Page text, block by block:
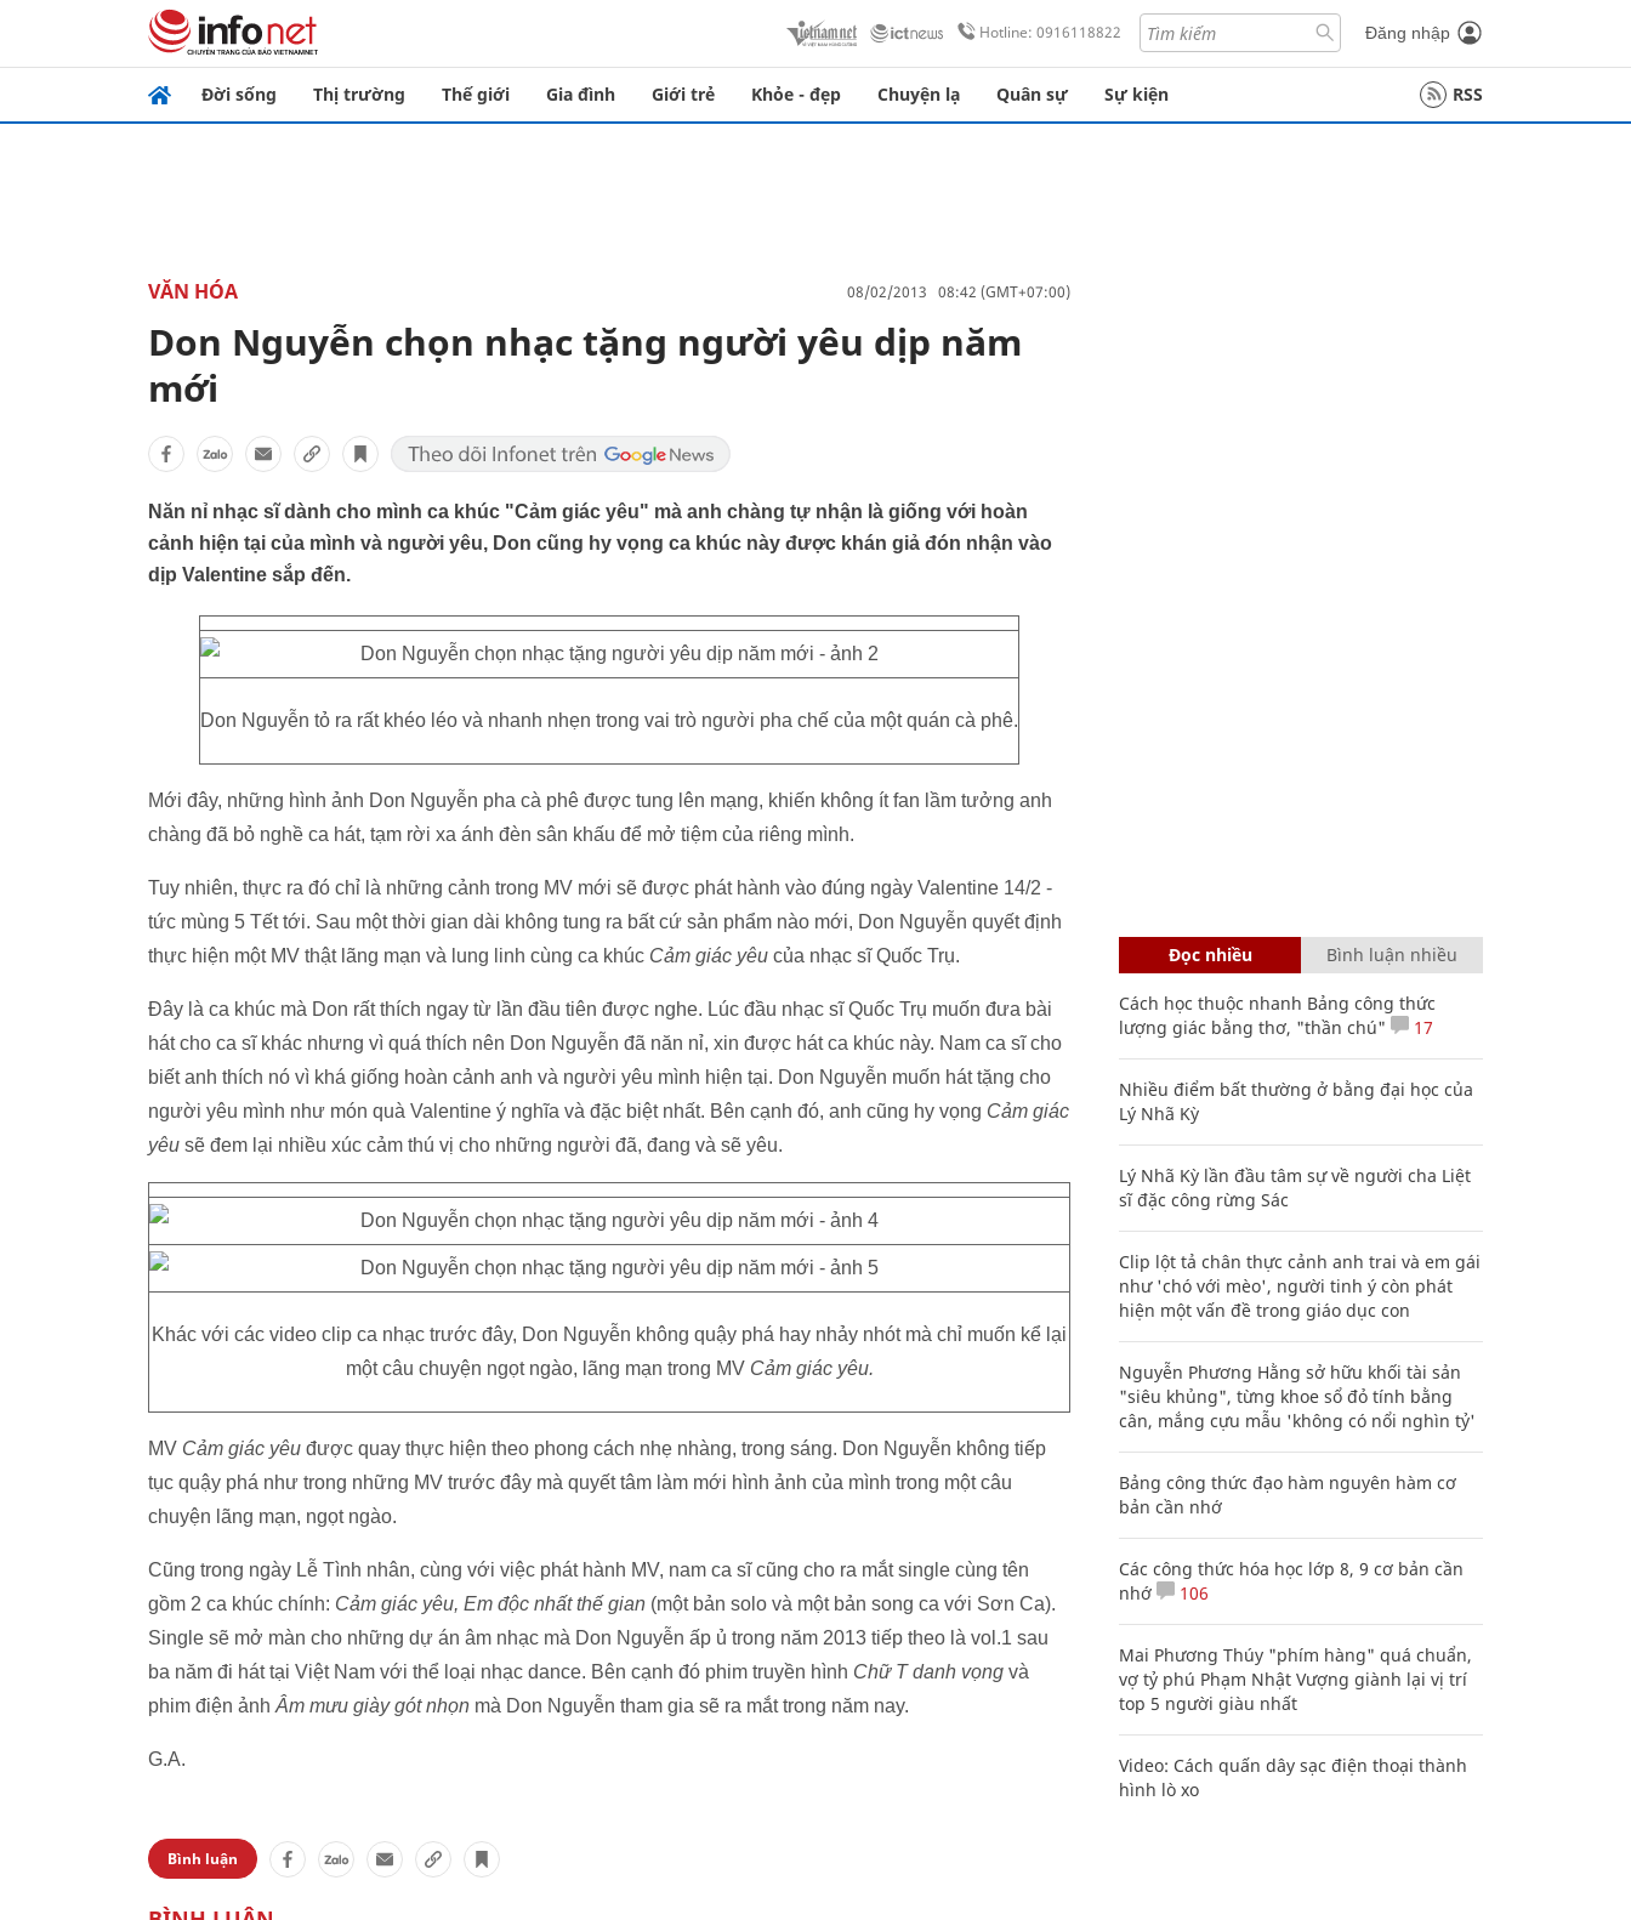
Hotline: 0916118822 Đăng nhập
Đời sống Thị trường Thế giới Gia đình Giới trẻ Khỏe - đẹp Chuyện lạ Quân sự Sự kiện RSS
VĂN HÓA 08/02/2013 08:42 (GMT+07:00)
Don Nguyễn chọn nhạc tặng người yêu dịp năm
mới
Năn nỉ nhạc sĩ dành cho mình ca khúc "Cảm giác yêu" mà anh chàng tự nhận là giống với hoàn
cảnh hiện tại của mình và người yêu, Don cũng hy vọng ca khúc này được khán giả đón nhận vào
dịp Valentine sắp đến.
Don Nguyễn tỏ ra rất khéo léo và nhanh nhẹn trong vai trò người pha chế của một quán cà phê.
Mới đây, những hình ảnh Don Nguyễn pha cà phê được tung lên mạng, khiến không ít fan lầm tưởng anh
chàng đã bỏ nghề ca hát, tạm rời xa ánh đèn sân khấu để mở tiệm của riêng mình.
Tuy nhiên, thực ra đó chỉ là những cảnh trong MV mới sẽ được phát hành vào đúng ngày Valentine 14/2 -
tức mùng 5 Tết tới. Sau một thời gian dài không tung ra bất cứ sản phẩm nào mới, Don Nguyễn quyết định
thực hiện một MV thật lãng mạn và lung linh cùng ca khúc Cảm giác yêu của nhạc sĩ Quốc Trụ.
Đây là ca khúc mà Don rất thích ngay từ lần đầu tiên được nghe. Lúc đầu nhạc sĩ Quốc Trụ muốn đưa bài
hát cho ca sĩ khác nhưng vì quá thích nên Don Nguyễn đã năn nỉ, xin được hát ca khúc này. Nam ca sĩ cho
biết anh thích nó vì khá giống hoàn cảnh anh và người yêu mình hiện tại. Don Nguyễn muốn hát tặng cho
người yêu mình như món quà Valentine ý nghĩa và đặc biệt nhất. Bên cạnh đó, anh cũng hy vọng Cảm giác
yêu sẽ đem lại nhiều xúc cảm thú vị cho những người đã, đang và sẽ yêu.
Khác với các video clip ca nhạc trước đây, Don Nguyễn không quậy phá hay nhảy nhót mà chỉ muốn kể lại
một câu chuyện ngọt ngào, lãng mạn trong MV Cảm giác yêu.
MV Cảm giác yêu được quay thực hiện theo phong cách nhẹ nhàng, trong sáng. Don Nguyễn không tiếp
tục quậy phá như trong những MV trước đây mà quyết tâm làm mới hình ảnh của mình trong một câu
chuyện lãng mạn, ngọt ngào.
Cũng trong ngày Lễ Tình nhân, cùng với việc phát hành MV, nam ca sĩ cũng cho ra mắt single cùng tên
gồm 2 ca khúc chính: Cảm giác yêu, Em độc nhất thế gian (một bản solo và một bản song ca với Sơn Ca).
Single sẽ mở màn cho những dự án âm nhạc mà Don Nguyễn ấp ủ trong năm 2013 tiếp theo là vol.1 sau
ba năm đi hát tại Việt Nam với thể loại nhạc dance. Bên cạnh đó phim truyền hình Chữ T danh vọng và
phim điện ảnh Âm mưu giày gót nhọn mà Don Nguyễn tham gia sẽ ra mắt trong năm nay.
G.A.
Bình luận
Đọc nhiều Bình luận nhiều
Cách học thuộc nhanh Bảng công thức
lượng giác bằng thơ, "thần chú"
17
Nhiều điểm bất thường ở bằng đại học của
Lý Nhã Kỳ
Lý Nhã Kỳ lần đầu tâm sự về người cha Liệt
sĩ đặc công rừng Sác
Clip lột tả chân thực cảnh anh trai và em gái
như 'chó với mèo', người tinh ý còn phát
hiện một vấn đề trong giáo dục con
Nguyễn Phương Hằng sở hữu khối tài sản
"siêu khủng", từng khoe sổ đỏ tính bằng
cân, mắng cựu mẫu 'không có nổi nghìn tỷ'
Bảng công thức đạo hàm nguyên hàm cơ
bản cần nhớ
Các công thức hóa học lớp 8, 9 cơ bản cần
nhớ
106
Mai Phương Thúy "phím hàng" quá chuẩn,
vợ tỷ phú Phạm Nhật Vượng giành lại vị trí
top 5 người giàu nhất
Video: Cách quấn dây sạc điện thoại thành
hình lò xo